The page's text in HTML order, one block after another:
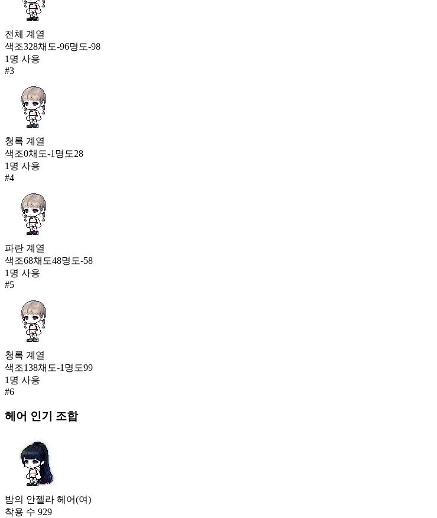
모험가 팔라딘 부츠
13,575
200
영웅 메르세데스 슈즈(여)
13,484
전체 계열
색조328채도-96명도-98
1 명 사용
#3
청록 계열
색조0채도-1 명도28
1 명 사용
#4
파란 계열
색조68채도48명도-58
1 명 사용
#5
청록 계열
색조138채도-1 명도99
1 명 사용
#6
헤어 인기 조합
밤의 안젤라 헤어(여)
착용 수 929